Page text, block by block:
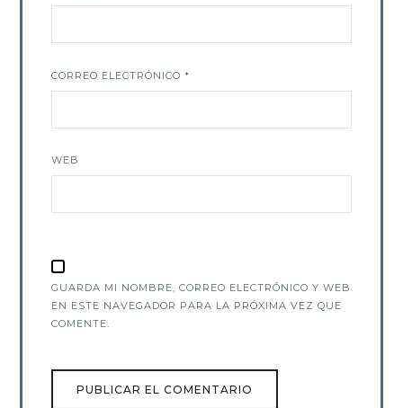
CORREO ELECTRÓNICO*
WEB
GUARDA MI NOMBRE, CORREO ELECTRÓNICO Y WEB
EN ESTE NAVEGADOR PARA LA PRÓXIMA VEZ QUE
COMENTE.